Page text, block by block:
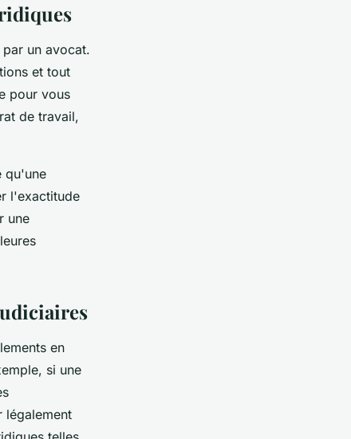
un avocat.
et tout
pour vous
de travail,
qu'une
l'exactitude
une
en
si une
légalement